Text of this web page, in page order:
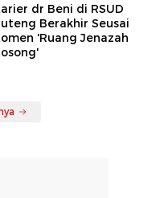
dr Beni di RSUD
Berakhir Seusai
'Ruang Jenazah